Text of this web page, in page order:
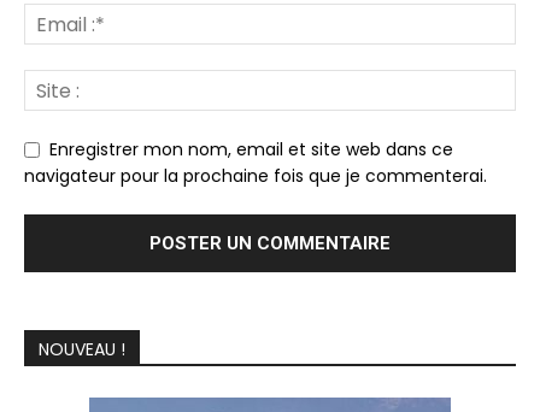
Enregistrer mon nom, email et site web dans ce
navigateur pour la prochaine fois que je commenterai.
NOUVEAU !